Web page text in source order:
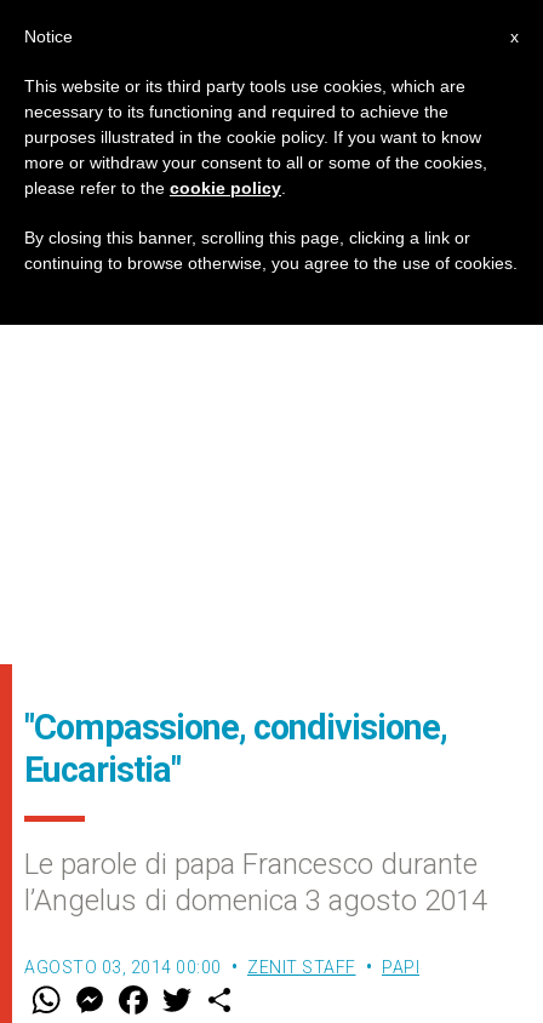
"Compassione, condivisione,
Eucaristia"
Le parole di papa Francesco durante
l’Angelus di domenica 3 agosto 2014
AGOSTO 03, 2014 00:00 ZENIT STAFF PAPI
W M
e
F
a w
x
Notice
This website or its third party tools use cookies, which are
necessary to its functioning and required to achieve the
purposes illustrated in the cookie policy. If you want to know
more or withdraw your consent to all or some of the cookies,
please refer to the cookie policy
By closing this banner, scrolling this page, clicking a link or
continuing to browse otherwise, you agree to the use of cookies.